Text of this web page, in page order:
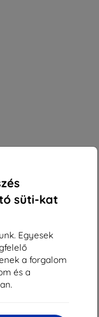
süti-kat
Egyesek
a forgalom
és a